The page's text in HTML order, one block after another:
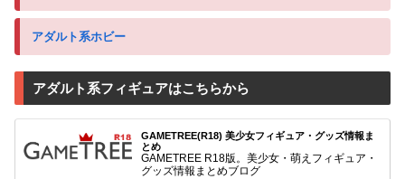
アダルト系ホビー
アダルト系フィギュアはこちらから
GAMETREE(R18) 美少女フィギュア・グッズ情報ま
とめ
GAMETREE R18版。美少女・萌えフィギュア・
グッズ情報まとめブログ